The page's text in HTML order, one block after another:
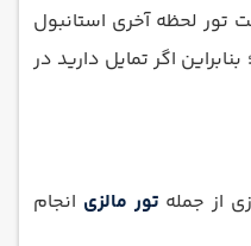
قیمت تور لحظه آخری استانبول
اگر تمایل دارید در
تور مالزی انجام